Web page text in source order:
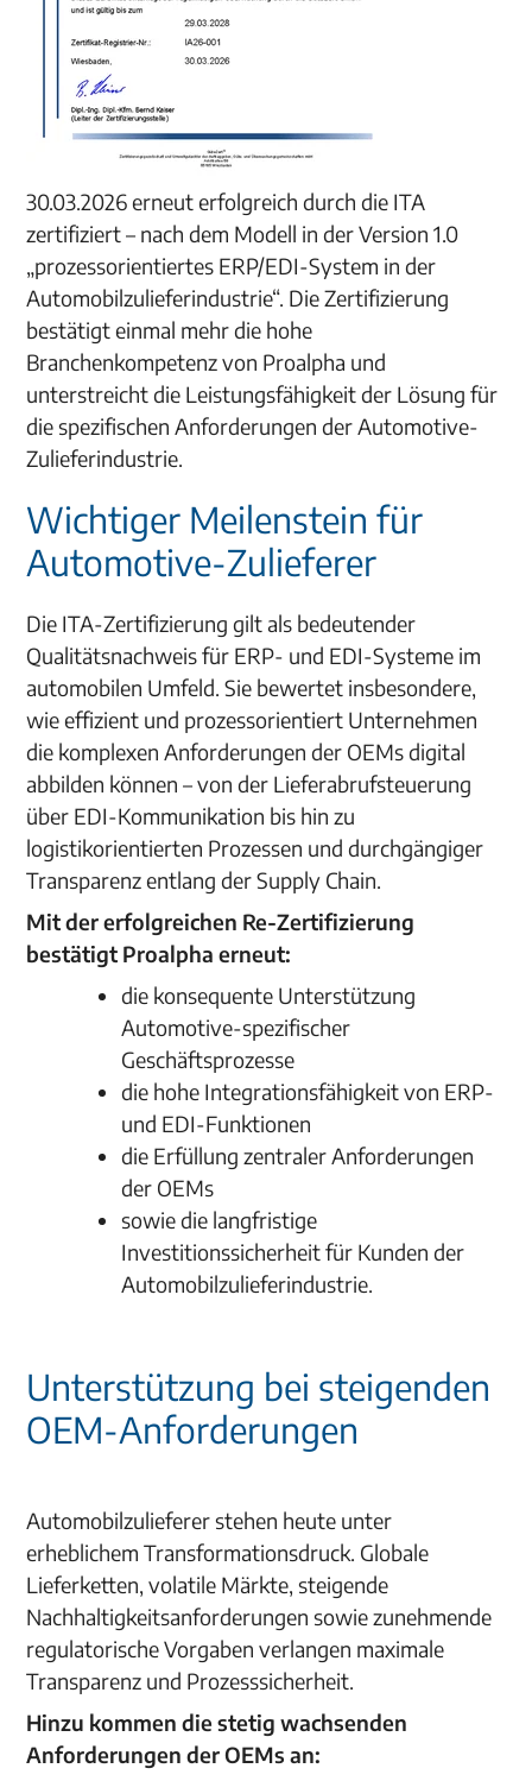
30.03.2026 erneut erfolgreich durch die ITA
zertifiziert – nach dem Modell in der Version 1.0
„prozessorientiertes ERP/EDI-System in der
Automobilzulieferindustrie“. Die Zertifizierung
bestätigt einmal mehr die hohe
Branchenkompetenz von Proalpha und
unterstreicht die Leistungsfähigkeit der Lösung für
die spezifischen Anforderungen der Automotive-
Zulieferindustrie.
Wichtiger Meilenstein für
Automotive-Zulieferer
Die ITA-Zertifizierung gilt als bedeutender
Qualitätsnachweis für ERP- und EDI-Systeme im
automobilen Umfeld. Sie bewertet insbesondere,
wie effizient und prozessorientiert Unternehmen
die komplexen Anforderungen der OEMs digital
abbilden können – von der Lieferabrufsteuerung
über EDI-Kommunikation bis hin zu
logistikorientierten Prozessen und durchgängiger
Transparenz entlang der Supply Chain.
Mit der erfolgreichen Re-Zertifizierung
bestätigt Proalpha erneut:
die konsequente Unterstützung
Automotive-spezifischer
Geschäftsprozesse
die hohe Integrationsfähigkeit von ERP-
und EDI-Funktionen
die Erfüllung zentraler Anforderungen
der OEMs
sowie die langfristige
Investitionssicherheit für Kunden der
Automobilzulieferindustrie.
Unterstützung bei steigenden
OEM-Anforderungen
Automobilzulieferer stehen heute unter
erheblichem Transformationsdruck. Globale
Lieferketten, volatile Märkte, steigende
Nachhaltigkeitsanforderungen sowie zunehmende
regulatorische Vorgaben verlangen maximale
Transparenz und Prozesssicherheit.
Hinzu kommen die stetig wachsenden
Anforderungen der OEMs an: